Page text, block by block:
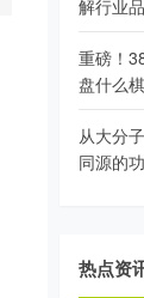
解行业
重磅！
盘什么
从大分
同源的
热点资